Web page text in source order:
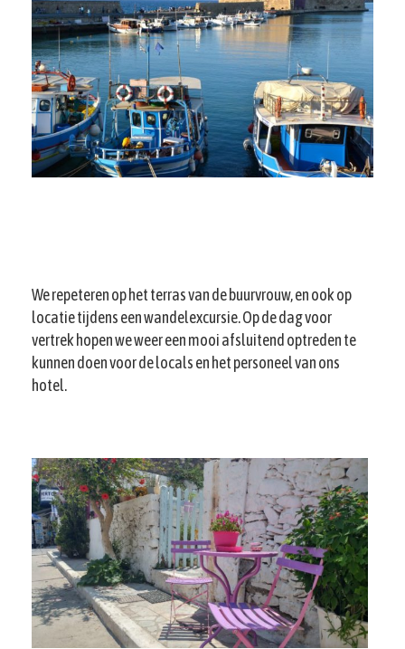
We repeteren op het terras van de buurvrouw, en ook op
locatie tijdens een wandelexcursie. Op de dag voor
vertrek hopen we weer een mooi afsluitend optreden te
kunnen doen voor de locals en het personeel van ons
hotel.